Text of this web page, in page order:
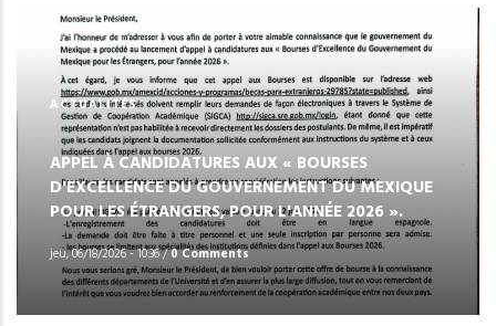
ACTUALITÉS
APPEL À CANDIDATURES AUX « BOURSES
D'EXCELLENCE DU GOUVERNEMENT DU MEXIQUE
POUR LES ÉTRANGERS, POUR L'ANNÉE 2026 ».
jeu, 06/18/2026 - 10:36/0 Comments